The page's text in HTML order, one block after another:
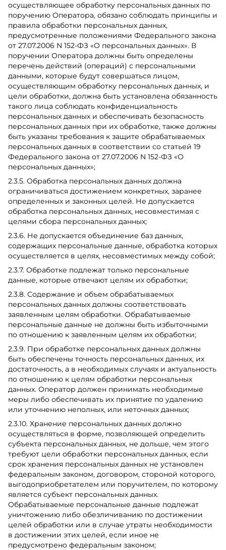
осуществляющее обработку персональных данных по
поручению Оператора, обязано соблюдать принципы и
правила обработки персональных данных,
предусмотренные положениями Федерального закона
от 27.07.2006 N 152-ФЗ «О персональных данных». В
поручении Оператора должны быть определены
перечень действий (операций) с персональными
данными, которые будут совершаться лицом,
осуществляющим обработку персональных данных, и
цели обработки, должна быть установлена обязанность
такого лица соблюдать конфиденциальность
персональных данных и обеспечивать безопасность
персональных данных при их обработке, также должны
быть указаны требования к защите обрабатываемых
персональных данных в соответствии со статьей 19
Федерального закона от 27.07.2006 N 152-ФЗ «О
персональных данных»;
2.3.5. Обработка персональных данных должна
ограничиваться достижением конкретных, заранее
определенных и законных целей. Не допускается
обработка персональных данных, несовместимая с
целями сбора персональных данных;
2.3.6. Не допускается объединение баз данных,
содержащих персональные данные, обработка которых
осуществляется в целях, несовместимых между собой;
2.3.7. Обработке подлежат только персональные
данные, которые отвечают целям их обработки;
2.3.8. Содержание и объем обрабатываемых
персональных данных должны соответствовать
заявленным целям обработки. Обрабатываемые
персональные данные не должны быть избыточными
по отношению к заявленным целям их обработки;
2.3.9. При обработке персональных данных должны
быть обеспечены точность персональных данных, их
достаточность, а в необходимых случаях и актуальность
по отношению к целям обработки персональных
данных. Оператор должен принимать необходимые
меры либо обеспечивать их принятие по удалению
или уточнению неполных, или неточных данных;
2.3.10. Хранение персональных данных должно
осуществляться в форме, позволяющей определить
субъекта персональных данных, не дольше, чем этого
требуют цели обработки персональных данных, если
срок хранения персональных данных не установлен
федеральным законом, договором, стороной которого,
выгодоприобретателем или поручителем, по которому
является субъект персональных данных.
Обрабатываемые персональные данные подлежат
уничтожению либо обезличиванию по достижении
целей обработки или в случае утраты необходимости
в достижении этих целей, если иное не
предусмотрено федеральным законом;